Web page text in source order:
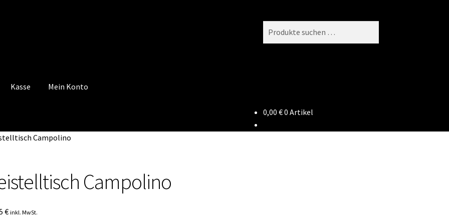
Kasse Mein Konto
0,00 €0 Artikel
Campolino
Campolino
€ inkl. MwSt.